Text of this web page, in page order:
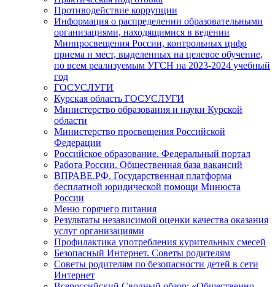
Противодействие коррупции
Информация о распределении образовательными
организациями, находящимися в ведении
Минпросвещения России, контрольных цифр
приема и мест, выделенных на целевое обучение,
по всем реализуемым УГСН на 2023-2024 учебный
год
ГОСУСЛУГИ
Курская область ГОСУСЛУГИ
Министерство образования и науки Курской
области
Министерство просвещения Российской
Федерации
Российское образование. Федеральный портал
Работа России. Общественная база вакансий
ВПРАВЕ.РФ. Государственная платформа
бесплатной юридической помощи Минюста
России
Меню горячего питания
Результаты независимой оценки качества оказания
услуг организациями
Профилактика употребления курительных смесей
Безопасный Интернет. Советы родителям
Советы родителям по безопасности детей в сети
Интернет